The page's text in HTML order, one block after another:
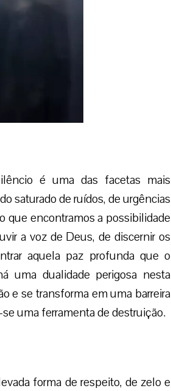
é uma das facetas mais
saturado de ruídos, de urgências
que encontramos a possibilidade
a voz de Deus, de discernir os
aquela paz profunda que o
uma dualidade perigosa nesta
e se transforma em uma barreira
uma ferramenta de destruição.
forma de respeito, de zelo e